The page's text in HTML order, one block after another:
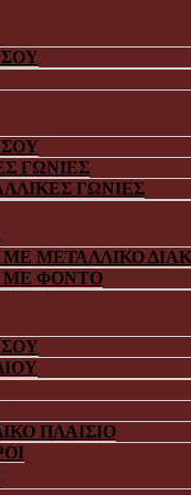
ΓΩΝΙΕΣ
ΓΩΝΙΕΣ
ΜΕ ΜΕΤΑΛΛΙΚΟ
ΜΕ ΦΟΝΤΟ
ΠΛΑΙΣΙΟ